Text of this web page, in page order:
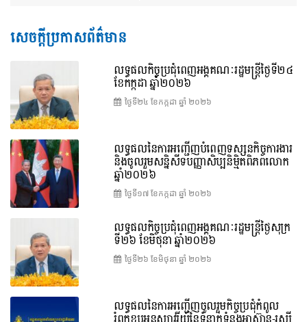
សេចក្តីប្រកាសព័ត៌មាន
លទ្ធផលកិច្ចប្រជុំពេញអង្គគណៈរដ្ឋមន្រ្តីថ្ងៃទី២៤
ខែកក្កដា ឆ្នាំ២០២៦
ថ្ងៃទី២៤ ខែ​កក្កដា ឆ្នាំ ២០២៦
លទ្ធផលនៃការអញ្ជើញបំពេញទស្សនកិច្ចការងារ
និងចូលរួមសន្និសីទបញ្ញាសិប្បនិម្មិតពិភពលោក
ឆ្នាំ២០២៦
ថ្ងៃទី១៧ ខែ​កក្កដា ឆ្នាំ ២០២៦
លទ្ធផលកិច្ចប្រជុំពេញអង្គគណៈរដ្ឋមន្រ្តីថ្ងៃសុក្រ
ទី២៦ ខែមិថុនា ឆ្នាំ២០២៦
ថ្ងៃទី២៦ ខែ​មិថុនា ឆ្នាំ ២០២៦
លទ្ធផលនៃការអញ្ជើញចូលរួមកិច្ចប្រជុំកំពូល